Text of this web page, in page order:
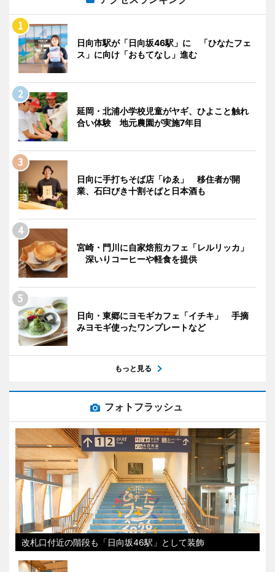
日向市駅が「日向坂46駅」に 「ひなたフェ
ス」に向け「おもてなし」進む
延岡・北浦小学校児童がヤギ、ひよこと触れ
合い体験 地元農園が実施7年目
日向に手打ちそば店「ゆゑ」 移住者が開
業、石臼びき十割そばと日本酒も
宮崎・門川に自家焙煎カフェ「レルリッカ」
深いりコーヒーや軽食を提供
日向・東郷にヨモギカフェ「イチキ」 手摘
みヨモギ使ったワンプレートなど
もっと見る
フォトフラッシュ
改札口付近の階段も「日向坂46駅」として装飾